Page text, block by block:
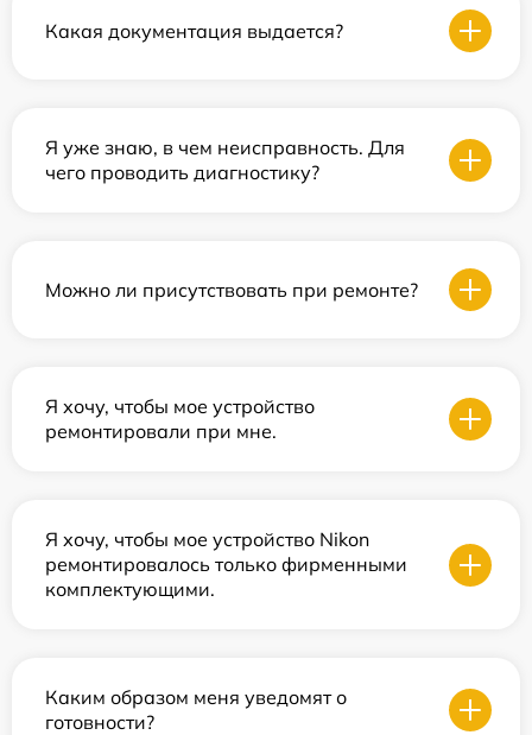
Какая документация выдается?
Я уже знаю, в чем неисправность. Для
чего проводить диагностику?
Можно ли присутствовать при ремонте?
Я хочу, чтобы мое устройство
ремонтировали при мне.
Я хочу, чтобы мое устройство Nikon
ремонтировалось только фирменными
комплектующими.
Каким образом меня уведомят о
готовности?